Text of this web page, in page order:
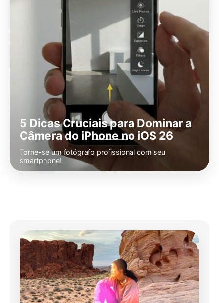
5 Dicas Cruciais para Dominar a
Câmera do iPhone no iOS 26
Torne-se um fotógrafo profissional com seu
smartphone!